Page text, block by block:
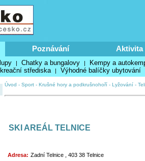
Poznávání Aktivita
| Chatky a bungalovy | Kempy a
střediska | Výhodné balíčky ubytování
Úvod - Sport - Krušné hory a podkrušnohoří - Lyžování -
SKI AREÁL TELNICE
Adresa: Zadní Telnice , 403 38 Telnice